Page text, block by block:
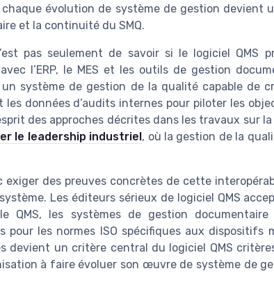
évolution de système de gestion devient
et la continuité du SMQ.
pas seulement de savoir si le logiciel QMS
l’ERP, le MES et les outils de gestion
système de gestion de la qualité capable de
données d’audits internes pour piloter les
des approches décrites dans les travaux sur
le leadership industriel, où la gestion de la
des preuves concrètes de cette
Les éditeurs sérieux de logiciel QMS
QMS, les systèmes de gestion
pour les normes ISO spécifiques aux dispositifs
devient un critère central du logiciel QMS
à faire évoluer son œuvre de système de